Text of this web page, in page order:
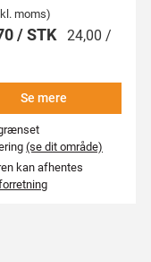
moms)
/ STK 24,00 /
Se mere
(se dit område)
kan afhentes